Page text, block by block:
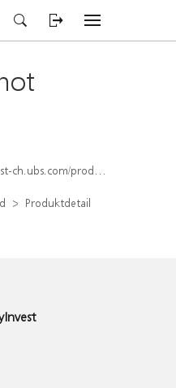
detail/index/isin/CH1562156054
Produktdetail